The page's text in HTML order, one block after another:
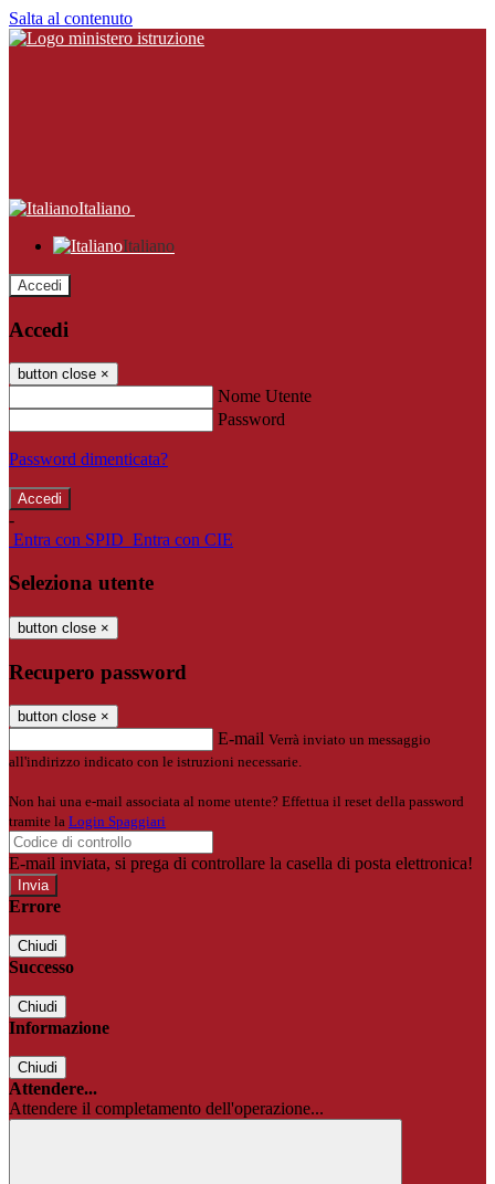
Salta al contenuto
Italiano
Italiano
Accedi
Accedi
button close ×
Nome Utente
Password
Password dimenticata?
-
Entra con SPID Entra con CIE
Seleziona utente
button close ×
Recupero password
button close ×
E-mail Verrà inviato un messaggio
all'indirizzo indicato con le istruzioni necessarie.
Non hai una e-mail associata al nome utente? Effettua il reset della password
tramite la Login Spaggiari
E-mail inviata, si prega di controllare la casella di posta elettronica!
Errore
Chiudi
Successo
Chiudi
Informazione
Chiudi
Attendere...
Attendere il completamento dell'operazione...